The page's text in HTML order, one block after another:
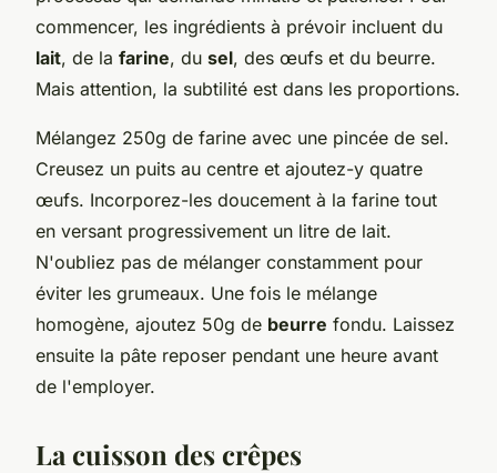
commencer, les ingrédients à prévoir incluent du
lait, de la farine, du sel, des œufs et du beurre.
Mais attention, la subtilité est dans les proportions.
Mélangez 250g de farine avec une pincée de sel.
Creusez un puits au centre et ajoutez-y quatre
œufs. Incorporez-les doucement à la farine tout
en versant progressivement un litre de lait.
N'oubliez pas de mélanger constamment pour
éviter les grumeaux. Une fois le mélange
homogène, ajoutez 50g de beurre fondu. Laissez
ensuite la pâte reposer pendant une heure avant
de l'employer.
La cuisson des crêpes